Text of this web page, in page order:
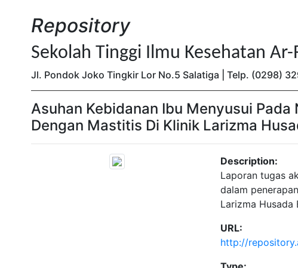
Repository
Sekolah Tinggi Ilmu Kesehatan Ar-
Jl. Pondok Joko Tingkir Lor No.5 Salatiga | Telp. (0298)
Asuhan Kebidanan Ibu Menyusui Pada
Dengan Mastitis Di Klinik Larizma
Description:
Laporan tugas
dalam
Larizma Husada
URL:
http://